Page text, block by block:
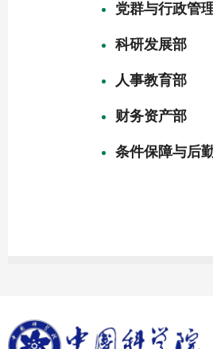
党群与行政管
科研发展部
人事教育部
财务资产部
条件保障与后